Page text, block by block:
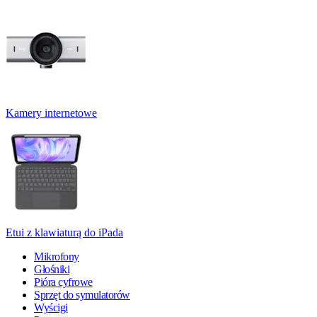
Kamery internetowe
Etui z klawiaturą do iPada
Mikrofony
Głośniki
Pióra cyfrowe
Sprzęt do symulatorów
Wyścigi